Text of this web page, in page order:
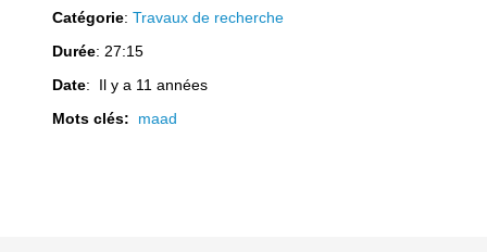
Catégorie:Travaux de recherche
Durée: 27:15
Date: Il y a 11 années
Mots clés: maad